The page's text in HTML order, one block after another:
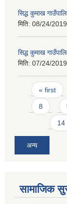
सिद्ध कुमाख
मिति: 08/24/
सिद्ध कुमाख
मिति: 07/24/
Pages
« first
8
14
अन्य
सामाजिक